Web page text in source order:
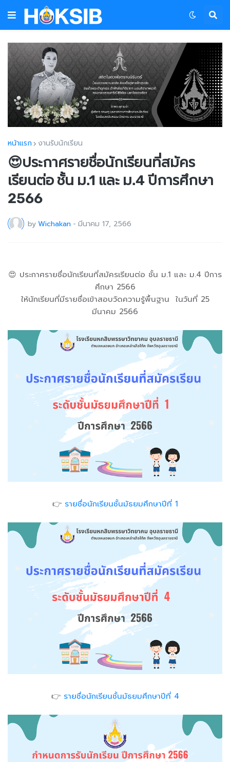
หน้าแรก งานรับนักเรียน
😍ประกาศรายชื่อนักเรียนที่สมัคร
เรียนต่อ ชั้น ม.1 และ ม.4 ปีการศึกษา
2566
byWichakan - มีนาคม 17, 2566
😍 ประกาศรายชื่อนักเรียนที่สมัครเรียนต่อ ชั้น ม.1 และ ม.4 ปีการ
ศึกษา 2566
ให้นักเรียนที่มีรายชื่อเข้าสอบวัดความรู้พื้นฐาน ในวันที่ 25
มีนาคม 2566
👉 รายชื่อนักเรียนชั้นมัธยมศึกษาปีที่ 1
👉 รายชื่อนักเรียนชั้นมัธยมศึกษาปีที่ 4